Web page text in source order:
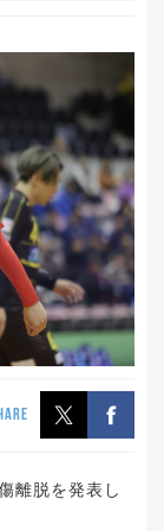
離脱を発表し